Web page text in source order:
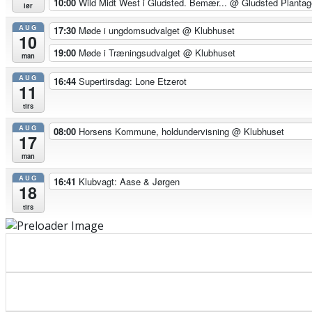
lør
AUG
10
man
17:30 Møde i ungdomsudvalget @ Klubhuset
19:00 Møde i Træningsudvalget @ Klubhuset
AUG
11
tirs
16:44 Supertirsdag: Lone Etzerot
AUG
17
man
08:00 Horsens Kommune, holdundervisning @ Klubhuset
AUG
18
tirs
16:41 Klubvagt: Aase & Jørgen